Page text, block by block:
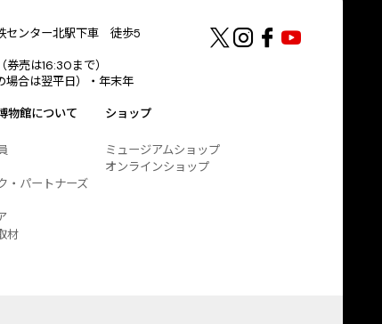
センター北駅下車 徒歩5
売は16:30まで）
場合は翌平日）・年末年
物館について
・パートナーズ
材
ショップ
ミュージアムショップ
オンラインショップ